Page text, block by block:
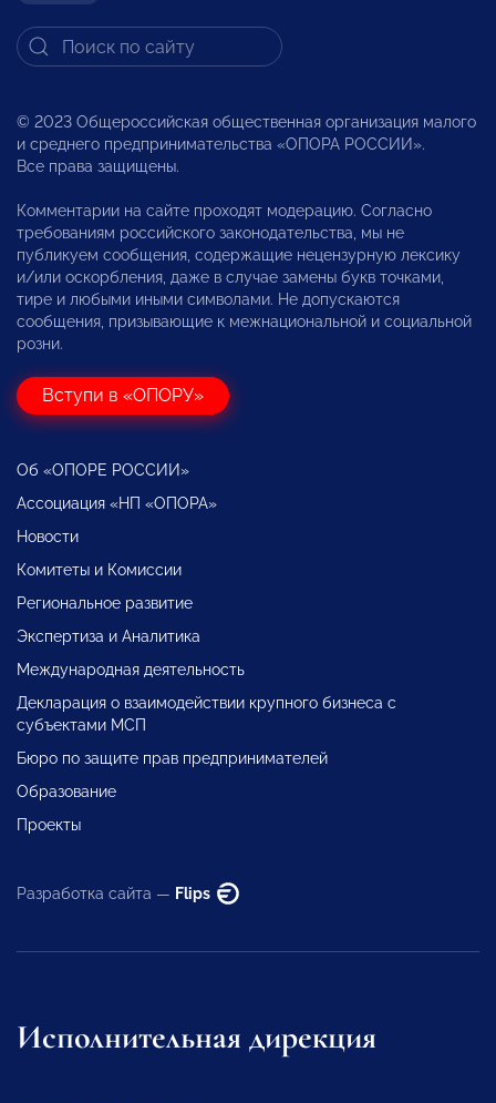
© 2023 Общероссийская общественная организация малого
и среднего предпринимательства «ОПОРА РОССИИ».
Все права защищены.
Комментарии на сайте проходят модерацию. Согласно
требованиям российского законодательства, мы не
публикуем сообщения, содержащие нецензурную лексику
и/или оскорбления, даже в случае замены букв точками,
тире и любыми иными символами. Не допускаются
сообщения, призывающие к межнациональной и социальной
розни.
Вступи в «ОПОРУ»
Об «ОПОРЕ РОССИИ»
Ассоциация «НП «ОПОРА»
Новости
Комитеты и Комиссии
Региональное развитие
Экспертиза и Аналитика
Международная деятельность
Декларация о взаимодействии крупного бизнеса с
субъектами МСП
Бюро по защите прав предпринимателей
Образование
Проекты
Разработка сайта — Flips
Исполнительная дирекция